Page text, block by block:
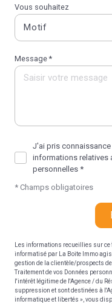
Vous souhaitez
Motif
Message *
J'ai pris
informations relatives
personnelles *
* Champs obligatoires
Les informations recueillies sur
informatisé par La Boite Immo
gestion de la clientèle/prospects
Traitement de vos Données
l'intérêt légitime de l'Agence / du
suppression et sont destinées à
informatique et libertés », vous